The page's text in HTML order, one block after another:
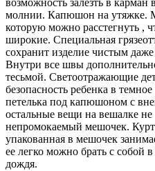
возможность залезть в
молнии. Капюшон на утяжке.
которую можно расстегнуть ,
широкие. Специальная
сохранит изделие чистым
Внутри все швы
тесьмой. Светоотражающие
безопасность ребенка в
петелька под капюшоном с
остальные вещи на вешалке
непромокаемый мешочек.
упакованная в мешочек
ее легко можно брать с собой
дождя.